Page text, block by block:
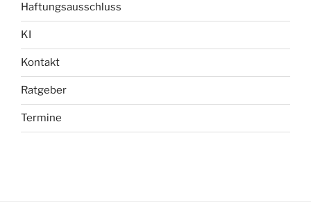
Haftungsausschluss
KI
Kontakt
Ratgeber
Termine